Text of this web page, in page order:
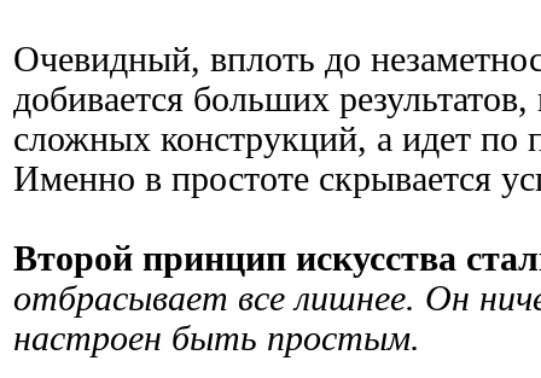
Очевидный, вплоть до
добивается больших результатов,
сложных конструкций, а идет по
Именно в простоте скрывается
Второй принцип искусства
отбрасывает все лишнее. Он
настроен быть простым.